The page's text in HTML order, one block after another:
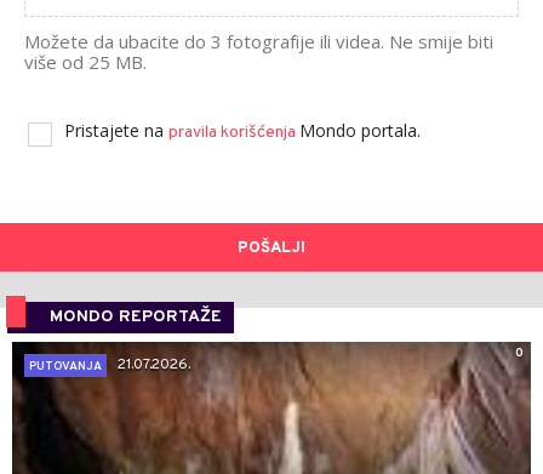
Možete da ubacite do 3 fotografije ili videa. Ne smije biti
više od 25 MB.
Pristajete na pravila korišćenja Mondo portala.
POŠALJI
MONDO REPORTAŽE
0
PUTOVANJA
21.07.2026.